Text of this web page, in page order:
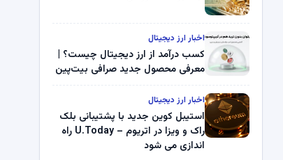
اخبار ارز دیجیتال
کسب درآمد از ارز دیجیتال چیست؟ |
معرفی محصول جدید صرافی بیت‌پین
اخبار ارز دیجیتال
استیبل کوین جدید با پشتیبانی بلک
راک و ویزا در اتریوم – U.Today راه
اندازی می شود